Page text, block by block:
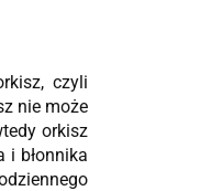
czyli
nie może
orkisz
i błonnika